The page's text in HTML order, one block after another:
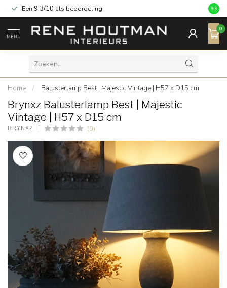
Een 9,3/10 als beoordeling 9.3
MENU
0
Home / Balusterlamp Best | Majestic Vintage | H57 x D15 cm
Brynxz Balusterlamp Best | Majestic
Vintage | H57 x D15 cm
BRYNXZ (0)